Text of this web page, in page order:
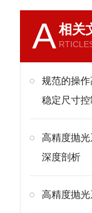
A相关
规范的操
稳定尺寸控
高精度抛
深度剖析
高精度抛